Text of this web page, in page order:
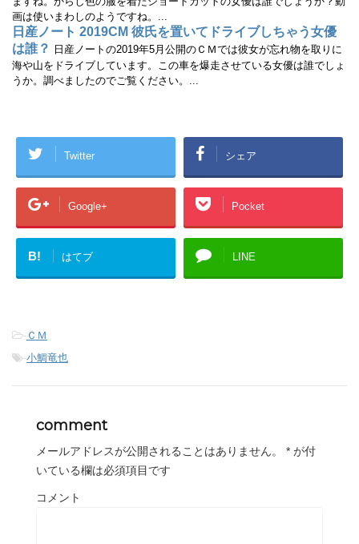
画は使いまわしのようですね。...
日産ノート 2019CM 彼氏を置いてドライブしちゃう女優
は誰？
日産ノートの2019年5月公開のＣＭでは彼女が忘れ物を取りに
海や山をドライブしています。この車を爆走させている女優は誰でしょ
うか。調べましたのでご覧ください。...
Twitter シェア
Google+ Pocket
B! はてブ LINE
- ＣＭ
-小鯛竜也
comment
メールアドレスが公開されることはありません。 * が付
いている欄は必須項目です
コメント